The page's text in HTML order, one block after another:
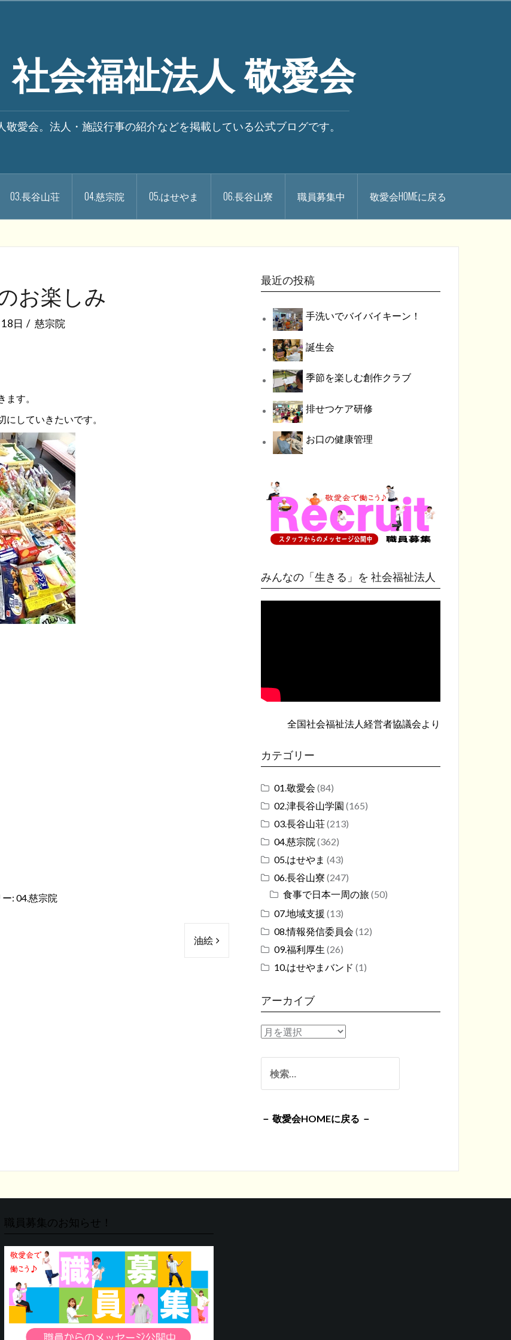
会福祉法人 敬愛会
愛会。法人・施設行事の紹介などを掲載している公式ブログです。
03.長谷山荘 04.慈宗院 05.はせやま 06.長谷山寮 職員募集中 敬愛会HOMEに戻る
お楽しみ
日 慈宗院
す。
していきたいです。
ー: 04.慈宗院
油絵
最近の投稿
手洗いでバイバイキーン！
誕生会
季節を楽しむ創作クラブ
排せつケア研修
お口の健康管理
みんなの「生きる」を 社会福祉法人
全国社会福祉法人経営者協議会より
カテゴリー
01.敬愛会 (84)
02.津長谷山学園 (165)
03.長谷山荘(213)
04.慈宗院 (362)
05.はせやま (43)
06.長谷山寮 (247)
食事で日本一周の旅 (50)
07.地域支援 (13)
08.情報発信委員会 (12)
09.福利厚生 (26)
10.はせやまバンド (1)
アーカイブ
ア
カ
ブ
索:
－ 敬愛会HOMEに戻る －
職員募集のお知らせ！